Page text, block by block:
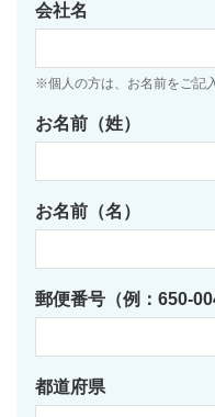
会社名
※個人の方は、お名前をご記
お名前（姓）
お名前（名）
郵便番号（例：650-
都道府県